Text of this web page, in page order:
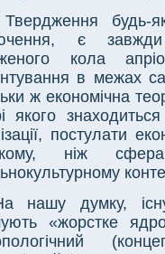
Твердження будь-
є
кола
в межах
ж економічна
якого
постулати
ніж
нашу думку,
«жорстке